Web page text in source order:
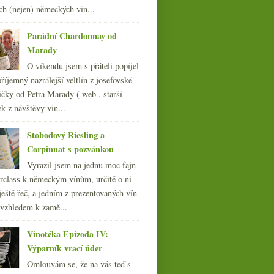
(108)
(nejen) německých vin...
Parádní Chardonnay od
Marady
O víkendu jsem s přáteli popíjel
nazrálejší veltlín z josefovské
od Petra Marady ( web , starší
z návštěvy vin...
Stobodový Riesling a
Corpinnat s pozvánkou
Vyrazil jsem na jednu moc fajn
k německým vínům, určitě o ní
řeč, a jedním z prezentovaných vín
k zamě...
Vinotéka Epizoda IV:
Výparník vrací úder
Omlouvám se, že na vás teď s